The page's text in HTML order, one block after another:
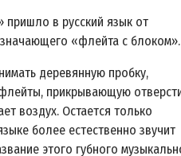
пришло в русский язык от
«флейта с блоком».
деревянную пробку,
прикрывающую
воздух. Остается только
более естественно звучит
этого губного